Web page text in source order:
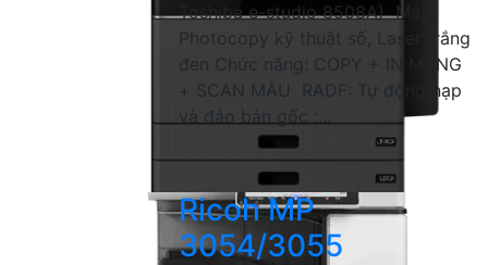
Toshiba e-studio 8508A) Máy
Photocopy kỹ thuật số, Laser trắng
đen Chức năng: COPY + IN MẠNG
+ SCAN MÀU RADF: Tự động nạp
và đảo bản gốc :...
Ricoh MP
3054/3055